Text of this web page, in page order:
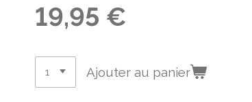
19,95 €
Ajouter au panier